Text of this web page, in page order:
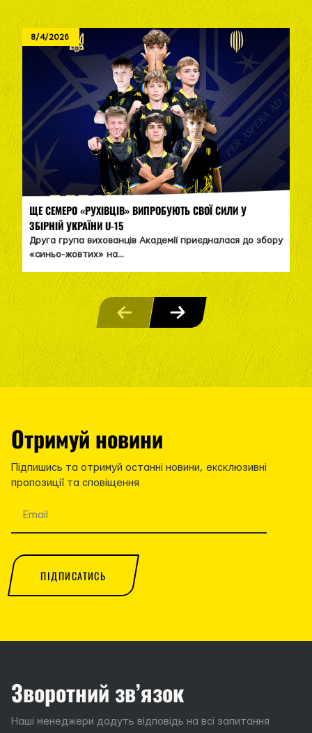
8/4/2026
ЩЕ СЕМЕРО «РУХІВЦІВ» ВИПРОБУЮТЬ СВОЇ СИЛИ У
ЗБІРНІЙ УКРАЇНИ U-15
Друга група вихованців Академії приєдналася до збору
«синьо-жовтих» на...
Отримуй новини
Підпишись та отримуй останні новини, ексклюзивні
пропозиції та сповіщення
ПІДПИСАТИСЬ
Зворотний зв’язок
Наші менеджери дадуть відповідь на всі запитання